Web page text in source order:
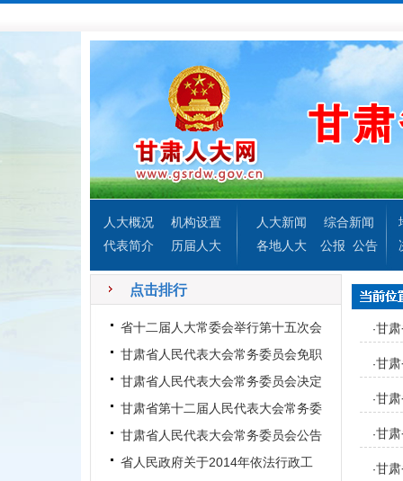
人大概况
机构设置
代表简介
历届人大
人大新闻
综合新闻
各地人大
公报 公告
点击排行
省十二届人大常委会举行第十五次会
议
甘肃省人民代表大会常务委员会免职
名单
甘肃省人民代表大会常务委员会决定
免职名单
甘肃省第十二届人民代表大会常务委
员会代表资格审查委员会关
甘肃省人民代表大会常务委员会公告
省人民政府关于2014年依法行政工
·甘
·甘
·甘
·甘
的
·甘